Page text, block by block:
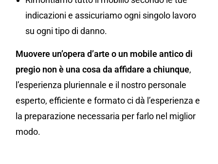
indicazioni e assicuriamo ogni singolo lavoro
su ogni tipo di danno.
Muovere un’opera d’arte o un mobile antico di
pregio non è una cosa da affidare a chiunque,
l’esperienza pluriennale e il nostro personale
esperto, efficiente e formato ci dà l’esperienza e
la preparazione necessaria per farlo nel miglior
modo.